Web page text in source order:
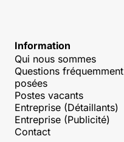
Information
Qui nous sommes
Questions fréquemment
posées
Postes vacants
Entreprise (Détaillants)
Entreprise (Publicité)
Contact